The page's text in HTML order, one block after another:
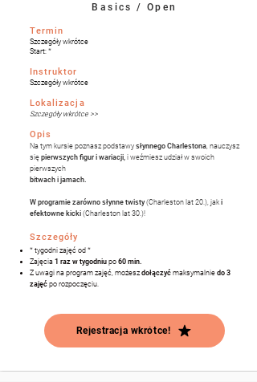
Basics / Open
Termin
Szczegóły wkrótce
Start: *
Instruktor
Szczegóły wkrótce
Lokalizacja
Szczegóły wkrótce >>
Opis
Na tym kursie poznasz podstawy słynnego Charlestona, nauczysz
się pierwszych figur i wariacji, i weźmiesz udział w swoich
pierwszych
bitwach i jamach.
W programie zarówno słynne twisty(Charleston lat 20.), jak i
efektowne kicki(Charleston lat 30.)​!
Szczegóły
* tygodni zajęć od *
Zajęcia 1 raz w tygodniupo60 min.
Z uwagi na program zajęć, możeszdołączyć maksymalniedo 3
zajęćpo rozpoczęciu.
Rejestracja wkrótce!